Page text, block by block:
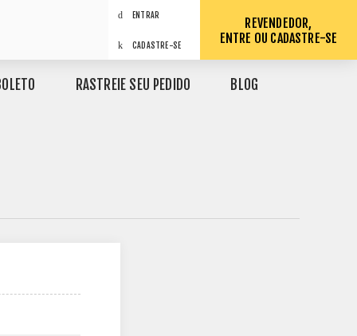
ENTRAR
CADASTRE-SE
REVENDEDOR,
ENTRE OU CADASTRE-SE
RASTREIE SEU PEDIDO BLOG